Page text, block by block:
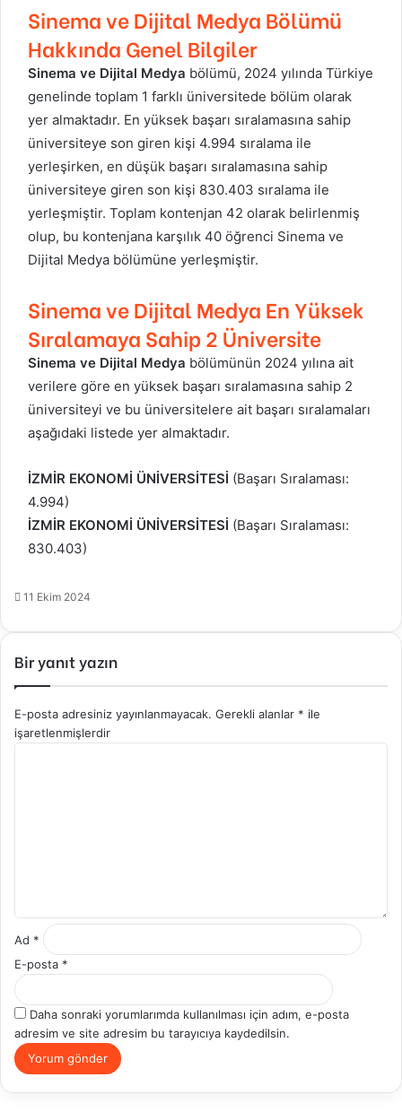
Sinema ve Dijital Medya Bölümü
Hakkında Genel Bilgiler
Sinema ve Dijital Medya bölümü, 2024 yılında Türkiye
genelinde toplam 1 farklı üniversitede bölüm olarak
yer almaktadır. En yüksek başarı sıralamasına sahip
üniversiteye son giren kişi 4.994 sıralama ile
yerleşirken, en düşük başarı sıralamasına sahip
üniversiteye giren son kişi 830.403 sıralama ile
yerleşmiştir. Toplam kontenjan 42 olarak belirlenmiş
olup, bu kontenjana karşılık 40 öğrenci Sinema ve
Dijital Medya bölümüne yerleşmiştir.
Sinema ve Dijital Medya En Yüksek
Sıralamaya Sahip 2 Üniversite
Sinema ve Dijital Medya bölümünün 2024 yılına ait
verilere göre en yüksek başarı sıralamasına sahip 2
üniversiteyi ve bu üniversitelere ait başarı sıralamaları
aşağıdaki listede yer almaktadır.
İZMİR EKONOMİ ÜNİVERSİTESİ (Başarı Sıralaması:
4.994)
İZMİR EKONOMİ ÜNİVERSİTESİ (Başarı Sıralaması:
830.403)
11 Ekim 2024
Bir yanıt yazın
E-posta adresiniz yayınlanmayacak. Gerekli alanlar * ile
işaretlenmişlerdir
Ad *
E-posta *
Daha sonraki yorumlarımda kullanılması için adım, e-posta
adresim ve site adresim bu tarayıcıya kaydedilsin.